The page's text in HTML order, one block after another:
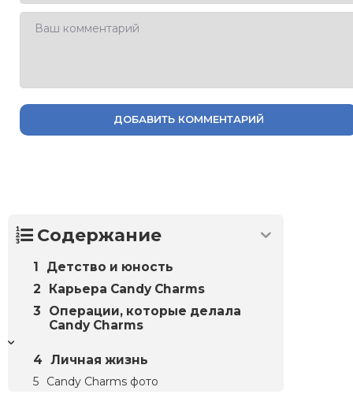
ДОБАВИТЬ КОММЕНТАРИЙ
Содержание
Детство и юность
Карьера Candy Charms
Операции, которые делала
Candy Charms
Личная жизнь
Candy Charms фото